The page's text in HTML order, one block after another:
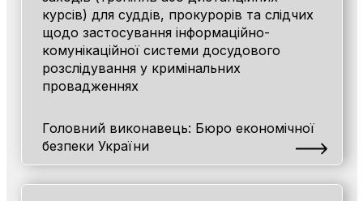
курсів) для суддів, прокурорів та слідчих
щодо застосування інформаційно-
комунікаційної системи досудового
розслідування у кримінальних
провадженнях
Головний виконавець: Бюро економічної
безпеки України